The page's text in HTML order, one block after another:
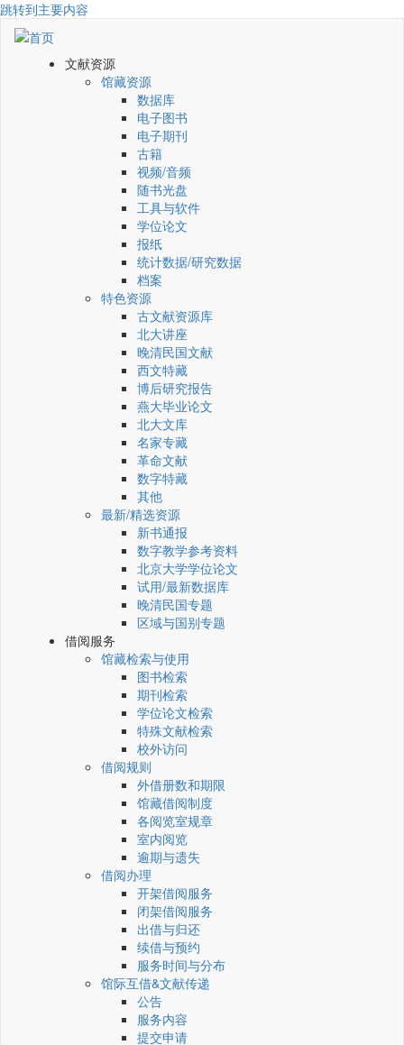
跳转到主要内容
文献资源
馆藏资源
数据库
电子图书
电子期刊
古籍
视频/音频
随书光盘
工具与软件
学位论文
报纸
统计数据/研究数据
档案
特色资源
古文献资源库
北大讲座
晚清民国文献
西文特藏
博后研究报告
燕大毕业论文
北大文库
名家专藏
革命文献
数字特藏
其他
最新/精选资源
新书通报
数字教学参考资料
北京大学学位论文
试用/最新数据库
晚清民国专题
区域与国别专题
借阅服务
馆藏检索与使用
图书检索
期刊检索
学位论文检索
特殊文献检索
校外访问
借阅规则
外借册数和期限
馆藏借阅制度
各阅览室规章
室内阅览
逾期与遗失
借阅办理
开架借阅服务
闭架借阅服务
出借与归还
续借与预约
服务时间与分布
馆际互借&文献传递
公告
服务内容
提交申请